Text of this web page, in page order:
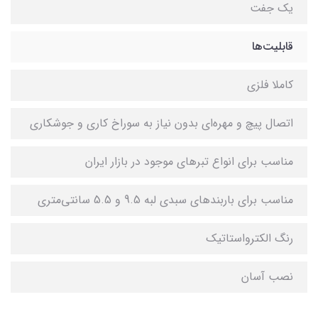
یک جفت
قابلیت‌ها
کاملا فلزی
اتصال پیچ و مهره‌ای بدون نیاز به سوراخ کاری و جوشکاری
مناسب برای انواع تبرهای موجود در بازار ایران
مناسب برای باربندهای سبدی لبه 9.5 و 5.5 سانتی‌متری
رنگ الکترواستاتیک
نصب آسان